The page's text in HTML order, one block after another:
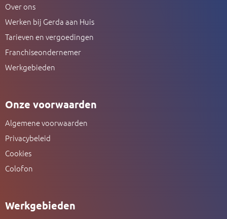
Over ons
Werken bij Gerda aan Huis
Tarieven en vergoedingen
Franchiseondernemer
Werkgebieden
Onze voorwaarden
Algemene voorwaarden
Privacybeleid
Cookies
Colofon
Werkgebieden